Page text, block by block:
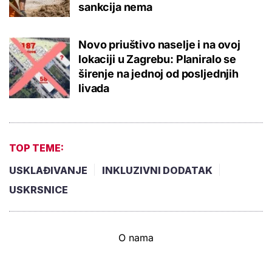
sankcija nema
Novo priuštivo naselje i na ovoj
lokaciji u Zagrebu: Planiralo se
širenje na jednoj od posljednjih
livada
TOP TEME:
USKLAĐIVANJE
INKLUZIVNI DODATAK
USKRSNICE
O nama